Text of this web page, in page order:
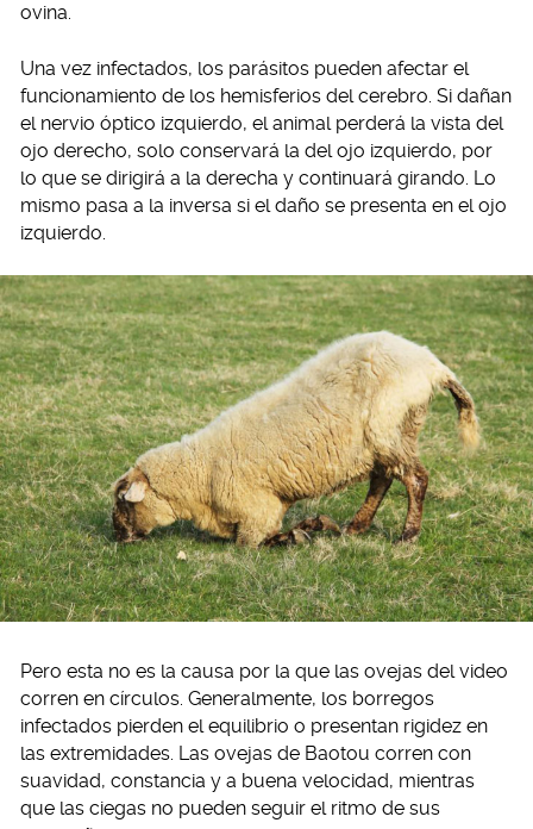
ovina.
Una vez infectados, los parásitos pueden afectar el
funcionamiento de los hemisferios del cerebro. Si dañan
el nervio óptico izquierdo, el animal perderá la vista del
ojo derecho, solo conservará la del ojo izquierdo, por
lo que se dirigirá a la derecha y continuará girando. Lo
mismo pasa a la inversa si el daño se presenta en el ojo
izquierdo.
Pero esta no es la causa por la que las ovejas del video
corren en círculos. Generalmente, los borregos
infectados pierden el equilibrio o presentan rigidez en
las extremidades. Las ovejas de Baotou corren con
suavidad, constancia y a buena velocidad, mientras
que las ciegas no pueden seguir el ritmo de sus